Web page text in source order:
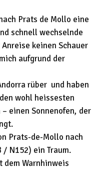
Prats de Mollo eine
schnell wechselnde
keinen Schauer
aufgrund der
rüber und haben
wohl heissesten
einen Sonnenofen, der
Prats-de-Mollo nach
/ N152) ein Traum.
dem Warnhinweis